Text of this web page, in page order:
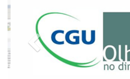
Previous